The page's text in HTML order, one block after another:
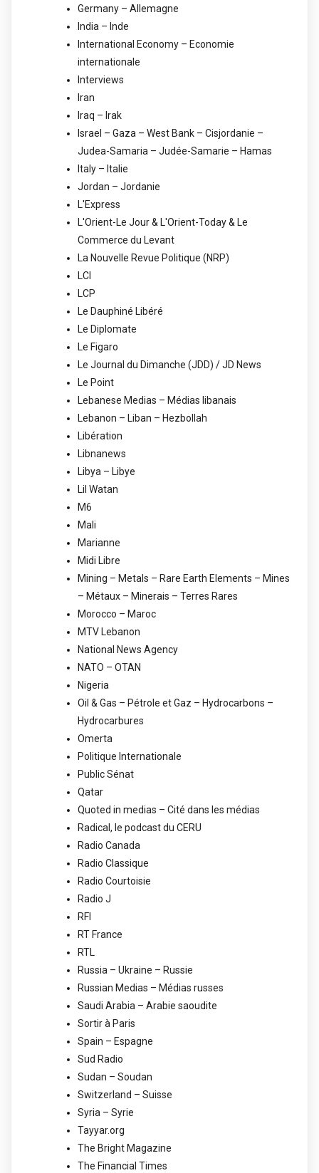
Germany – Allemagne
India – Inde
International Economy – Economie
internationale
Interviews
Iran
Iraq – Irak
Israel – Gaza – West Bank – Cisjordanie –
Judea-Samaria – Judée-Samarie – Hamas
Italy – Italie
Jordan – Jordanie
L'Express
L'Orient-Le Jour & L'Orient-Today & Le
Commerce du Levant
La Nouvelle Revue Politique (NRP)
LCI
LCP
Le Dauphiné Libéré
Le Diplomate
Le Figaro
Le Journal du Dimanche (JDD) / JD News
Le Point
Lebanese Medias – Médias libanais
Lebanon – Liban – Hezbollah
Libération
Libnanews
Libya – Libye
Lil Watan
M6
Mali
Marianne
Midi Libre
Mining – Metals – Rare Earth Elements – Mines
– Métaux – Minerais – Terres Rares
Morocco – Maroc
MTV Lebanon
National News Agency
NATO – OTAN
Nigeria
Oil & Gas – Pétrole et Gaz – Hydrocarbons –
Hydrocarbures
Omerta
Politique Internationale
Public Sénat
Qatar
Quoted in medias – Cité dans les médias
Radical, le podcast du CERU
Radio Canada
Radio Classique
Radio Courtoisie
Radio J
RFI
RT France
RTL
Russia – Ukraine – Russie
Russian Medias – Médias russes
Saudi Arabia – Arabie saoudite
Sortir à Paris
Spain – Espagne
Sud Radio
Sudan – Soudan
Switzerland – Suisse
Syria – Syrie
Tayyar.org
The Bright Magazine
The Financial Times